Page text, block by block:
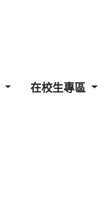
在校生專區